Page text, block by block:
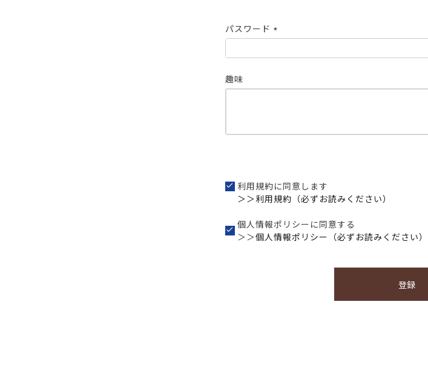
パスワード
須)
趣味
利用規約に同意します
＞＞利用規約（必ずお読みください）
個人情報ポリシーに同意する
＞＞個人情報ポリシー（必ずお読みください）
登録